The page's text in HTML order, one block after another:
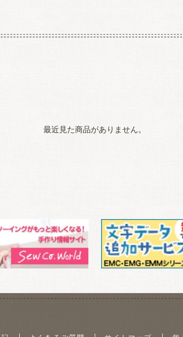
最近見た商品がありません。